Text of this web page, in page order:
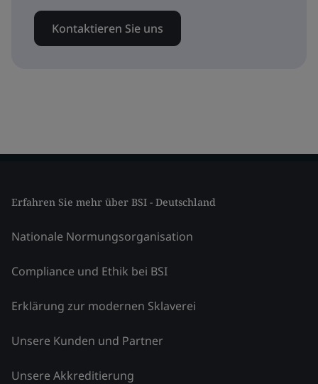
Kontaktieren Sie uns
Erfahren Sie mehr über BSI - Deutschland
Nationale Normungsorganisation
Compliance und Ethik bei BSI
Erklärung zur modernen Sklaverei
Unsere Kunden und Partner
Unsere Akkreditierung